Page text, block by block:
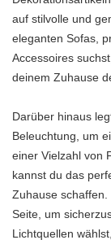
auf stilvolle und
eleganten Sofas,
Accessoires
deinem Zuhause
Darüber hinaus
Beleuchtung, um
einer Vielzahl von
kannst du das
Zuhause
Seite, um
Lichtquellen